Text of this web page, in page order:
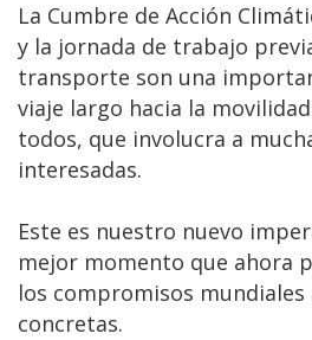
La Cumbre de Acción
y la jornada de trabajo
transporte son una
viaje largo hacia la
todos, que involucra a
interesadas.
Este es nuestro nuevo
mejor momento que ahora
los compromisos mundiales
concretas.